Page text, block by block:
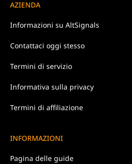
AZIENDA
Informazioni su AltSignals
Contattaci oggi stesso
Termini di servizio
Informativa sulla privacy
Termini di affiliazione
INFORMAZIONI
Pagina delle guide